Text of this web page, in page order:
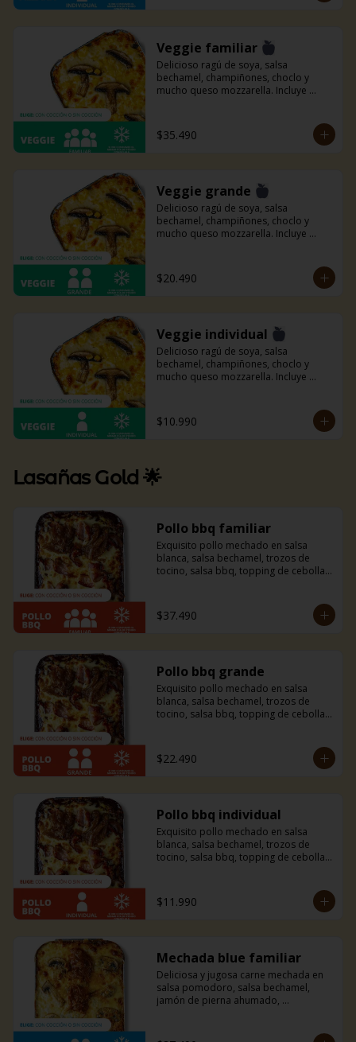
Veggie familiar
Delicioso ragú de soya, salsa
bechamel, champiñones, choclo y
mucho queso mozzarella. Incluye
$35.490
Veggie grande
Delicioso ragú de soya, salsa
bechamel, champiñones, choclo y
mucho queso mozzarella. Incluye
$20.490
Veggie individual
Delicioso ragú de soya, salsa
bechamel, champiñones, choclo y
mucho queso mozzarella. Incluye
$10.990
Lasañas Gold 🌟
Pollo bbq familiar
Exquisito pollo mechado en salsa
blanca, salsa bechamel, trozos de
tocino, salsa bbq, topping de cebolla
la bbq esta combinación es ideal para
ti, te fascinará.
$37.490
Pollo bbq grande
Exquisito pollo mechado en salsa
blanca, salsa bechamel, trozos de
tocino, salsa bbq, topping de cebolla
la bbq esta combinación es ideal para
ti, te fascinará.
$22.490
Pollo bbq individual
Exquisito pollo mechado en salsa
blanca, salsa bechamel, trozos de
tocino, salsa bbq, topping de cebolla
la bbq esta combinación es ideal para
ti, te fascinará.
$11.990
Mechada blue familiar
Deliciosa y jugosa carne mechada en
salsa pomodoro, salsa bechamel,
jamón de pierna ahumado,
sabor sutil y único que solo esta